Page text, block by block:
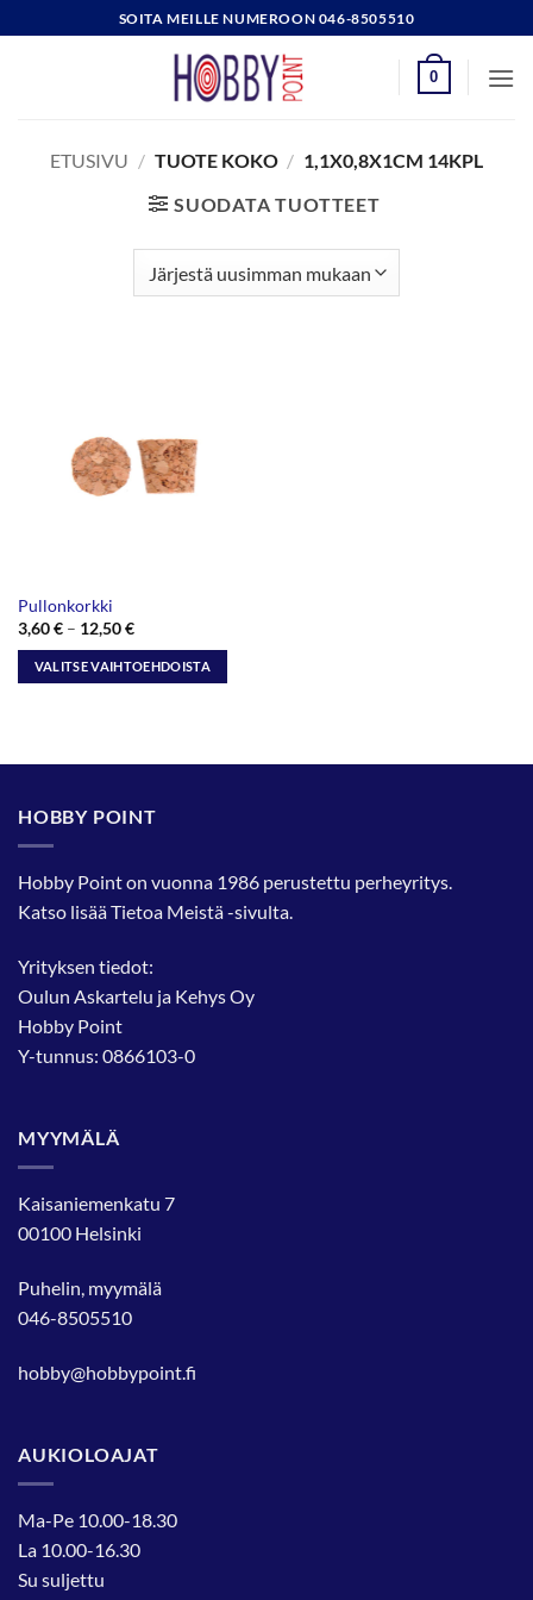
to
SOITA MEILLE NUMEROON 046-8505510
0
ETUSIVU / TUOTE KOKO / 1,1X0,8X1CM 14KPL
SUODATA TUOTTEET
Pullonkorkki
3,60€ – 12,50€Hintaluokka:
-
12,50 €
VALITSE VAIHTOEHDOISTA
useampi
Voit
tehdä
tuotteen
sivulla.
HOBBY POINT
Hobby Point on vuonna 1986 perustettu perheyritys.
Katso lisääTietoa Meistä-sivulta.
Yrityksen tiedot:
Oulun Askartelu ja Kehys Oy
Hobby Point
Y-tunnus: 0866103-0
MYYMÄLÄ
Kaisaniemenkatu 7
00100 Helsinki
Puhelin, myymälä
046-8505510
hobby@hobbypoint.fi
AUKIOLOAJAT
Ma-Pe 10.00-18.30
La 10.00-16.30
Su suljettu